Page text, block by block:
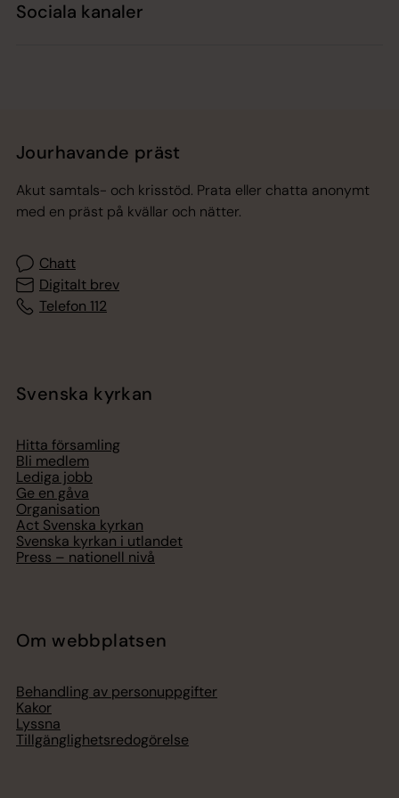
Sociala kanaler
Jourhavande präst
Akut samtals- och krisstöd. Prata eller chatta anonymt
med en präst på kvällar och nätter.
Chatt
Digitalt brev
Telefon 112
Svenska kyrkan
Hitta församling
Bli medlem
Lediga jobb
Ge en gåva
Organisation
Act Svenska kyrkan
Svenska kyrkan i utlandet
Press – nationell nivå
Om webbplatsen
Behandling av personuppgifter
Kakor
Lyssna
Tillgänglighetsredogörelse